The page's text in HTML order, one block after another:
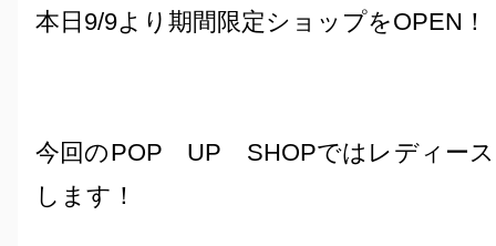
本日9/9より期間限定ショップをOPEN！
今回のPOP UP SHOPではレディース
します！